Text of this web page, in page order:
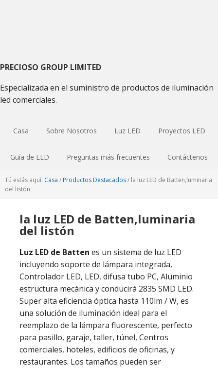
primaria
PRECIOSO GROUP LIMITED
Especializada en el suministro de productos de iluminación
led comerciales.
Casa Sobre Nosotros Luz LED Proyectos LED
Guía de LED Preguntas más frecuentes Contáctenos
Tú estás aquí: Casa / Productos Destacados/ la luz LED de Batten,luminaria
del listón
la luz LED de Batten,luminaria
del listón
Luz LED de Batten es un sistema de luz LED
incluyendo soporte de lámpara integrada,
Controlador LED, LED, difusa tubo PC, Aluminio
estructura mecánica y conducirá 2835 SMD LED.
Super alta eficiencia óptica hasta 110lm / W, es
una solución de iluminación ideal para el
reemplazo de la lámpara fluorescente, perfecto
para pasillo, garaje, taller, túnel, Centros
comerciales, hoteles, edificios de oficinas, y
restaurantes. Los tamaños pueden ser